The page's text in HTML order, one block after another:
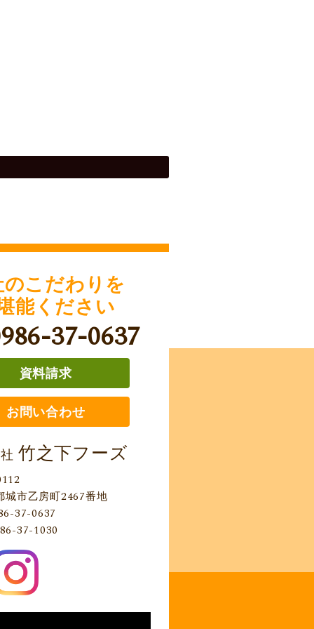
のこだわりを
能ください
37-0637
資料請求
お問い合わせ
竹之下フーズ
城市乙房町2467番地
37-0637
37-1030